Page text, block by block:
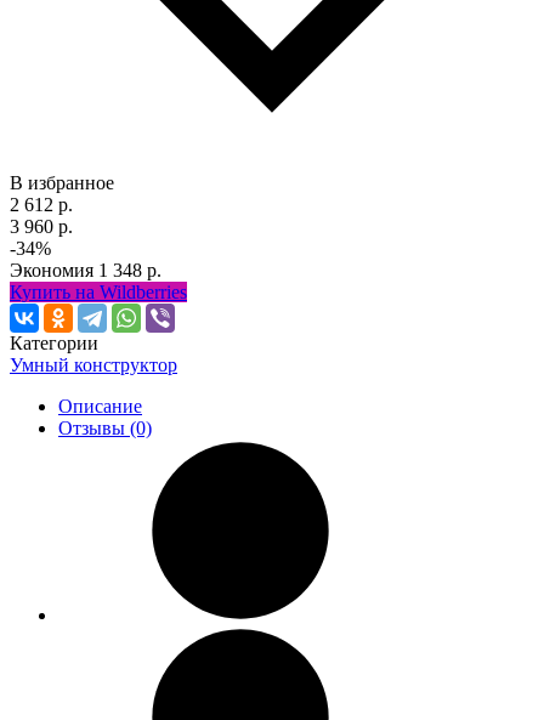
В избранное
2 612 р.
3 960 р.
-34%
Экономия 1 348 р.
Купить на Wildberries
Категории
Умный конструктор
Описание
Отзывы (0)